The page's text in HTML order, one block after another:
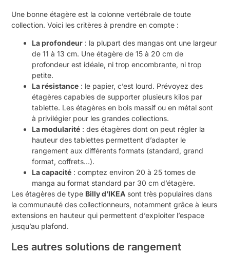
Une bonne étagère est la colonne vertébrale de toute
collection. Voici les critères à prendre en compte :
La profondeur : la plupart des mangas ont une largeur
de 11 à 13 cm. Une étagère de 15 à 20 cm de
profondeur est idéale, ni trop encombrante, ni trop
petite.
La résistance : le papier, c’est lourd. Prévoyez des
étagères capables de supporter plusieurs kilos par
tablette. Les étagères en bois massif ou en métal sont
à privilégier pour les grandes collections.
La modularité : des étagères dont on peut régler la
hauteur des tablettes permettent d’adapter le
rangement aux différents formats (standard, grand
format, coffrets…).
La capacité : comptez environ 20 à 25 tomes de
manga au format standard par 30 cm d’étagère.
Les étagères de type Billy d’IKEA sont très populaires dans
la communauté des collectionneurs, notamment grâce à leurs
extensions en hauteur qui permettent d’exploiter l’espace
jusqu’au plafond.
Les autres solutions de rangement